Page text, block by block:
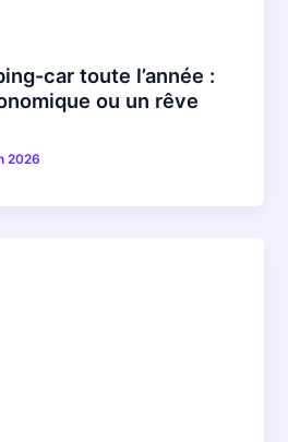
car toute l’année :
ou un rêve
2026